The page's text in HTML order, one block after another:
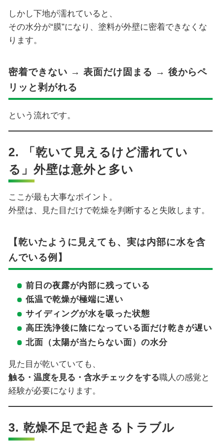
しかし下地が濡れていると、
その水分が“膜”になり、塗料が外壁に密着できなくな
ります。
密着できない → 表面だけ固まる → 後からペ
リッと剥がれる
という流れです。
2. 「乾いて見えるけど濡れてい
る」外壁は意外と多い
ここが最も大事なポイント。
外壁は、見た目だけで乾燥を判断すると失敗します。
【乾いたように見えても、実は内部に水を含
んでいる例】
前日の夜露が内部に残っている
低温で乾燥が極端に遅い
サイディングが水を吸った状態
高圧洗浄後に陰になっている面だけ乾きが遅い
北面（太陽が当たらない面）の水分
見た目が乾いていても、
触る・温度を見る・含水チェックをする職人の感覚と
経験が必要になります。
3. 乾燥不足で起きるトラブル